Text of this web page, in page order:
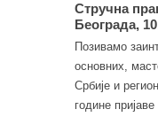
Стручна
Београда,
Позивамо
основних,
Србије и
године